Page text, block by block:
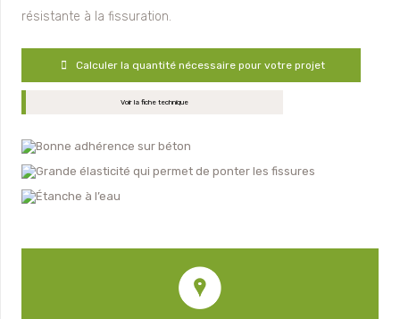
résistante à la fissuration.
Calculer la quantité nécessaire pour votre projet
Voir la fiche technique
Bonne adhérence sur béton
Grande élasticité qui permet de ponter les fissures
Étanche à l’eau